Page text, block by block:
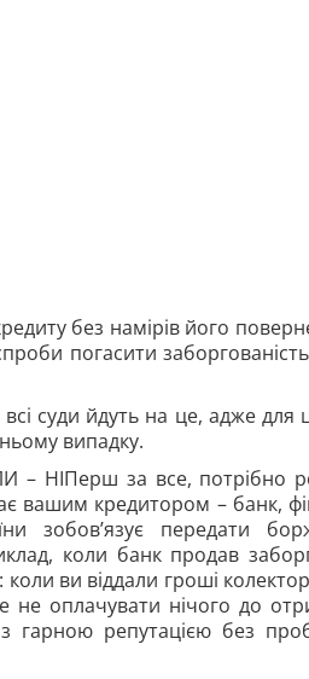
без намірів його
погасити
суди йдуть на це, адже для
випадку.
за все, потрібно
вашим кредитором – банк,
зобов’язує передати
коли банк продав
ви віддали гроші
оплачувати нічого до
гарною репутацією без